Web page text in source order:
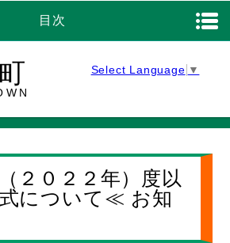
Select Language ▼
目次
２０２２年）度以
について≪ お知